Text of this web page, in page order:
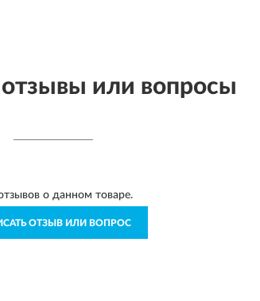
или вопросы
о данном товаре.
ОТЗЫВ ИЛИ ВОПРОС